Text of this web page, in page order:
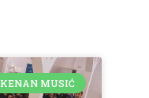
KENAN MUSIĆ